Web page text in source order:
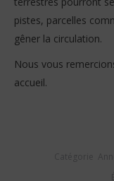
pistes, parcelles
gêner la circulation.
Nous vous
accueil.